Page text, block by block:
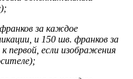
);
за каждое
и 150 шв. фран­ков за
первой, если изображения
);